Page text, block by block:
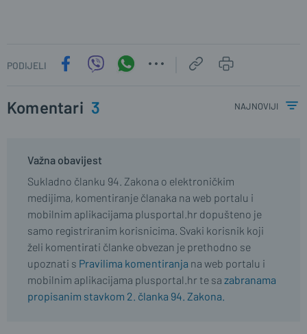
PODIJELI
Komentari 3 najnoviji
Važna obavijest
Sukladno članku 94. Zakona o elektroničkim
medijima, komentiranje članaka na web portalu i
mobilnim aplikacijama plusportal.hr dopušteno je
samo registriranim korisnicima. Svaki korisnik koji
želi komentirati članke obvezan je prethodno se
upoznati s Pravilima komentiranja na web portalu i
mobilnim aplikacijama plusportal.hr te sa zabranama
propisanim stavkom 2. članka 94. Zakona.